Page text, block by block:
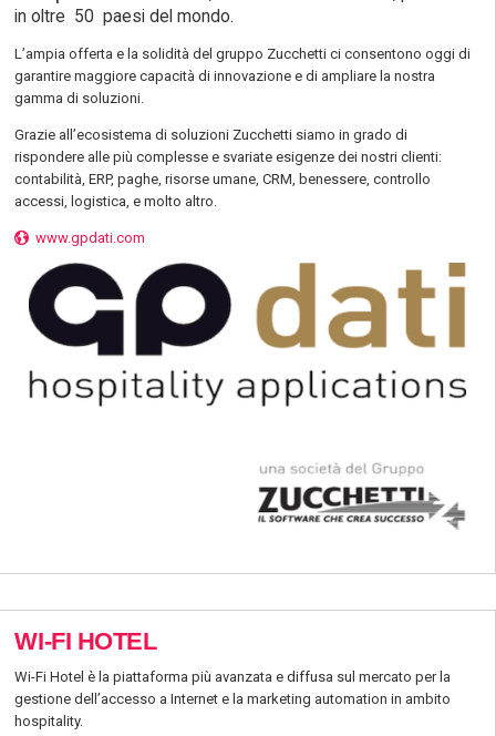
in oltre 50 paesi del mondo.
L’ampia offerta e la solidità del gruppo Zucchetti ci consentono oggi di
garantire maggiore capacità di innovazione e di ampliare la nostra
gamma di soluzioni.
Grazie all’ecosistema di soluzioni Zucchetti siamo in grado di
rispondere alle più complesse e svariate esigenze dei nostri clienti:
contabilità, ERP, paghe, risorse umane, CRM, benessere, controllo
accessi, logistica, e molto altro.
www.gpdati.com
WI-FI HOTEL
Wi-Fi Hotel è la piattaforma più avanzata e diffusa sul mercato per la
gestione dell’accesso a Internet e la marketing automation in ambito
hospitality.